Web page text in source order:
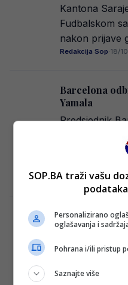
Kantona
Fudbalskom
nakon prijave
Redakcija Sop·18/
Barcelona
Yamala
Predsjednik
pojasnio je
Redakcija Sop· 18/
Danas se
10. kolo Wwin
Današnjim
Posušja i
Dolac, u 18
SOP.BA traži vašu
Personalizirano
oglašavanja i
Pohrana i/ili pristup
Saznajte više